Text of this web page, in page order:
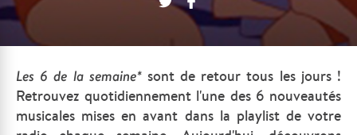
Les 6 de la semaine*sont de retour tous les jours !
Retrouvez quotidiennement l'une des 6 nouveautés
musicales mises en avant dans la playlist de votre